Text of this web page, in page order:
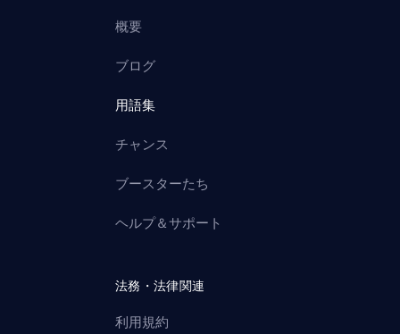
概要
ブログ
用語集
チャンス
ブースターたち
ヘルプ＆サポート
法務・法律関連
利用規約